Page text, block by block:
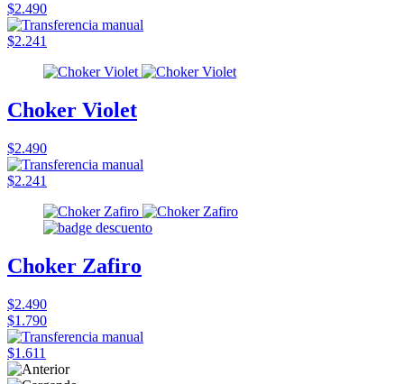
$2.490
$2.241
Choker Violet
$2.490
$2.241
Choker Zafiro
$2.490
$1.790
$1.611